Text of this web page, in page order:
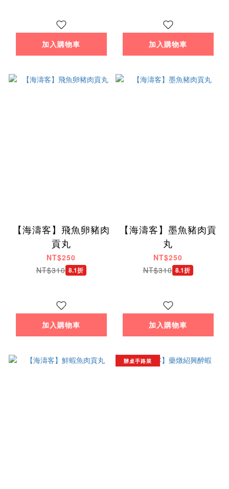
加入購物車 加入購物車
【海濤客】飛魚卵豬肉
貢丸
NT$250
NT$310 8.1折
加入購物車
【海濤客】墨魚豬肉貢
丸
NT$250
NT$310 8.1折
加入購物車
辦桌手路菜